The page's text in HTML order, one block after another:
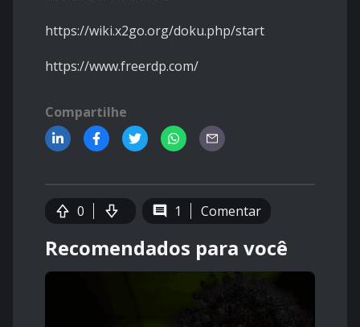
https://wiki.x2go.org/doku.php/start
https://www.freerdp.com/
Compartilhe
0 1 Comentar
Recomendados para você